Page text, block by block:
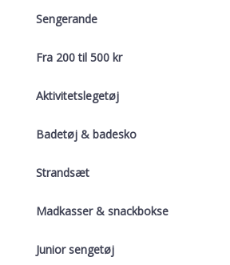
Sengerande
Fra 200 til 500 kr
Aktivitetslegetøj
Badetøj & badesko
Strandsæt
Madkasser & snackbokse
Junior sengetøj